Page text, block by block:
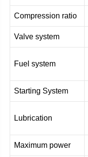
Compression ratio
Valve system
Fuel system
Starting System
Lubrication
Maximum power